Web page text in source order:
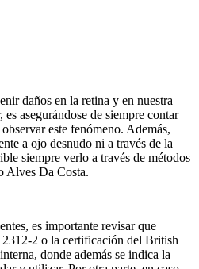
daños en la retina y en nuestra
asegurándose de siempre contar
este fenómeno. Además,
a ojo desnudo ni a través de la
siempre verlo a través de métodos
Alves Da Costa.
es importante revisar que
2 o la certificación del British
donde además se indica la